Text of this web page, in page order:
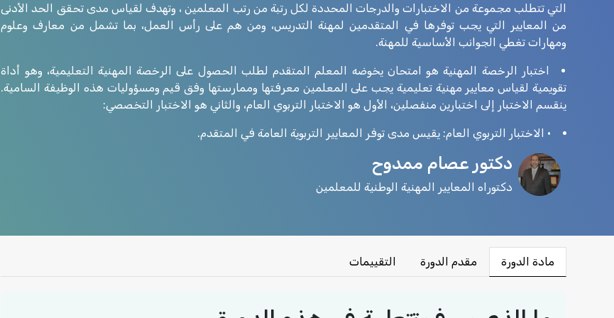
التي تتطلب مجموعة من الاختبارات والدرجات المحددة لكل رتبة من رتب المعلمين ، وتهدف لقياس مدى تحقق الحد الأدنى
من المعايير التي يجب توفرها في المتقدمين لمهنة التدريس، ومن هم على رأس العمل، بما تشمل من معارف وعلوم
ومهارات تغطي الجوانب الأساسية للمهنة.
اختبار الرخصة المهنية هو امتحان يخوضه المعلم المتقدم لطلب الحصول على الرخصة المهنية التعليمية، وهو أداة
تقويمية لقياس معايير مهنية تعليمية يجب على المعلمين معرفتها وممارستها وفق قيم ومسؤوليات هذه الوظيفة السامية.
ينقسم الاختبار إلى اختبارين منفصلين، الأول هو الاختبار التربوي العام، والثاني هو الاختبار التخصصي:
• الاختبار التربوي العام: يقيس مدى توفر المعايير التربوية العامة في المتقدم.
دكتور عصام ممدوح
دكتوراه المعايير المهنية الوطنية للمعلمين
مادة الدورة مقدم الدورة التقييمات